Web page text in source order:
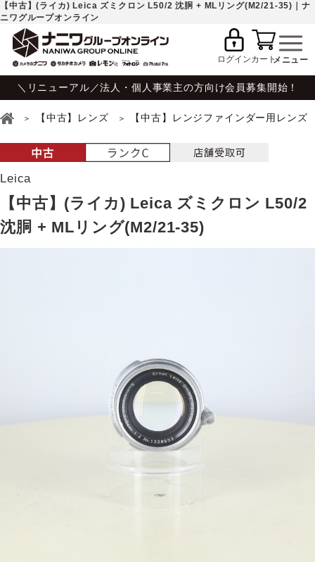
【中古】(ライカ) Leica ズミクロン L50/2 沈胴 + MLリング(M2/21-35)｜ナ
ニワグループオンライン
ログインカート
＼リニューアル／法人・個人事業主の方向け会員募集開始！
【中古】レンズ 【中古】レンジファインダー用レンズ
Leica
【中古】(ライカ) Leica ズミクロン L50/2
沈胴 + MLリング(M2/21-35)